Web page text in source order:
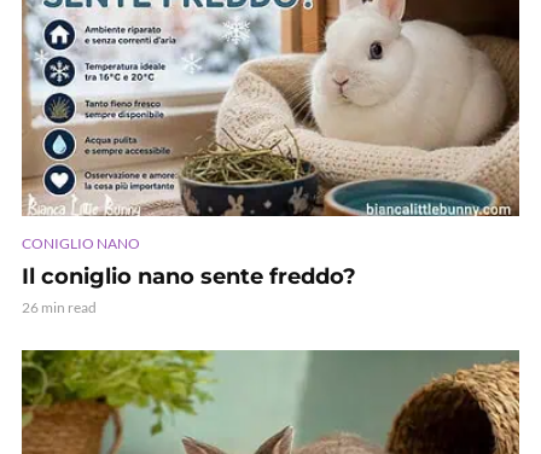
CONIGLIO NANO
Il coniglio nano sente freddo?
26 min read